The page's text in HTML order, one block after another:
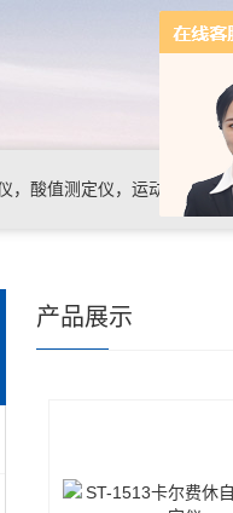
，酸值测定仪，运动粘度测
产品展示